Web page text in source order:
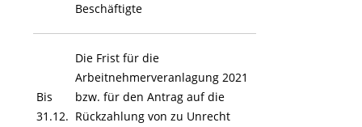
Beschäftigte
Bis
31.12.
Die Frist für die
Arbeitnehmerveranlagung 2021
bzw. für den Antrag auf die
Rückzahlung von zu Unrecht